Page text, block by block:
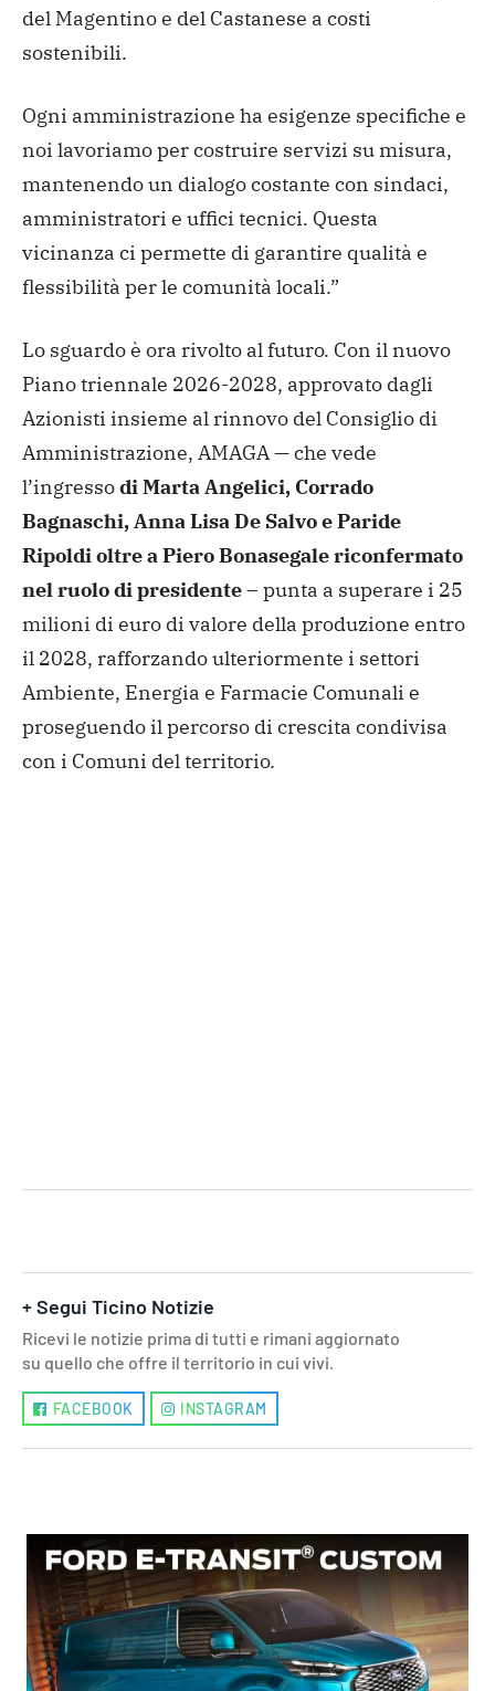
del Magentino e del Castanese a costi
sostenibili.
Ogni amministrazione ha esigenze specifiche e
noi lavoriamo per costruire servizi su misura,
mantenendo un dialogo costante con sindaci,
amministratori e uffici tecnici. Questa
vicinanza ci permette di garantire qualità e
flessibilità per le comunità locali.”
Lo sguardo è ora rivolto al futuro. Con il nuovo
Piano triennale 2026-2028, approvato dagli
Azionisti insieme al rinnovo del Consiglio di
Amministrazione, AMAGA — che vede
l’ingressodi Marta Angelici, Corrado
Bagnaschi, Anna Lisa De Salvo e Paride
Ripoldi oltre a Piero Bonasegale riconfermato
nel ruolo di presidente– punta a superare i 25
milioni di euro di valore della produzione entro
il 2028, rafforzando ulteriormente i settori
Ambiente, Energia e Farmacie Comunali e
proseguendo il percorso di crescita condivisa
con i Comuni del territorio.
+ Segui Ticino Notizie
Ricevi le notizie prima di tutti e rimani aggiornato
su quello che offre il territorio in cui vivi.
FACEBOOK INSTAGRAM